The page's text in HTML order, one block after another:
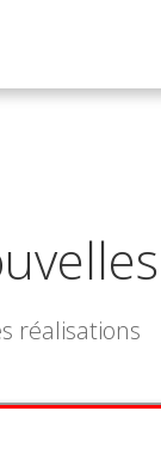
réalisations